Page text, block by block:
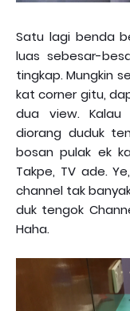
Satu lagi benda
luas sebesar-
tingkap. Mungkin
kat corner gitu,
dua view. Kalau
diorang duduk
bosan pulak ek
Takpe, TV ade.
channel tak
duk tengok
Haha.